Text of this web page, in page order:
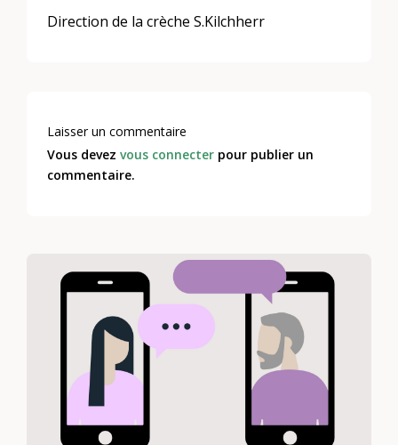
Direction de la crèche S.Kilchherr
Laisser un commentaire
Vous devezvous connecter pour publier un
commentaire.